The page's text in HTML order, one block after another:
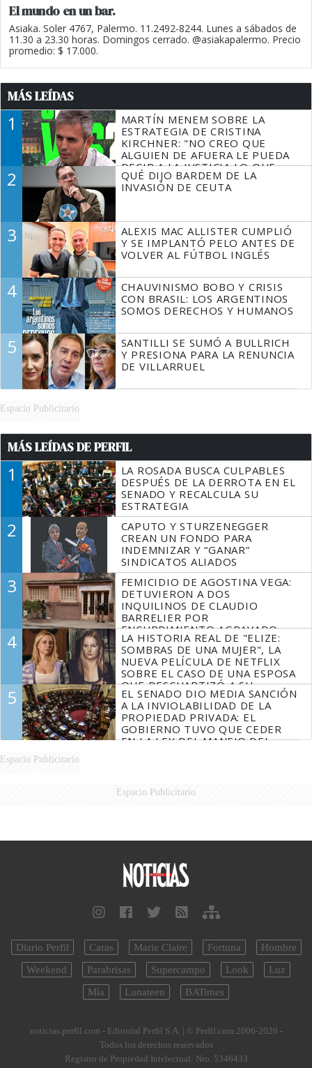
El mundo en un bar.
Asiaka. Soler 4767, Palermo. 11.2492-8244. Lunes a sábados de
11.30 a 23.30 horas. Domingos cerrado. @asiakapalermo. Precio
promedio: $ 17.000.
MÁS LEÍDAS
1
MARTÍN MENEM SOBRE LA
ESTRATEGIA DE CRISTINA
KIRCHNER: "NO CREO QUE
ALGUIEN DE AFUERA LE PUEDA
DECIR A LA JUSTICIA LO QUE
TIENE QUE HACER"
2
QUÉ DIJO BARDEM DE LA
INVASIÓN DE CEUTA
3
ALEXIS MAC ALLISTER CUMPLIÓ
Y SE IMPLANTÓ PELO ANTES DE
VOLVER AL FÚTBOL INGLÉS
4
CHAUVINISMO BOBO Y CRISIS
CON BRASIL: LOS ARGENTINOS
SOMOS DERECHOS Y HUMANOS
5
SANTILLI SE SUMÓ A BULLRICH
Y PRESIONA PARA LA RENUNCIA
DE VILLARRUEL
Espacio Publicitario
MÁS LEÍDAS DE PERFIL
1
LA ROSADA BUSCA CULPABLES
DESPUÉS DE LA DERROTA EN EL
SENADO Y RECALCULA SU
ESTRATEGIA
2
CAPUTO Y STURZENEGGER
CREAN UN FONDO PARA
INDEMNIZAR Y “GANAR”
SINDICATOS ALIADOS
3
FEMICIDIO DE AGOSTINA VEGA:
DETUVIERON A DOS
INQUILINOS DE CLAUDIO
BARRELIER POR
ENCUBRIMIENTO AGRAVADO
4
LA HISTORIA REAL DE "ELIZE:
SOMBRAS DE UNA MUJER", LA
NUEVA PELÍCULA DE NETFLIX
SOBRE EL CASO DE UNA ESPOSA
QUE DESCUARTIZÓ A SU
MARIDO
5
EL SENADO DIO MEDIA SANCIÓN
A LA INVIOLABILIDAD DE LA
PROPIEDAD PRIVADA: EL
GOBIERNO TUVO QUE CEDER
EN LA LEY DEL MANEJO DEL
Espacio Publicitario
Espacio Publicitario
Diario Perfil Caras Marie Claire Fortuna
Hombre
Weekend
Parabrisas Supercampo Look
Luz
Mía
Lunateen BATimes
noticias.perfil.com - Editorial Perfil S.A. | © Perfil.com 2006-2026 -
Todos los derechos reservados
Registro de Propiedad Intelectual: Nro. 5346433